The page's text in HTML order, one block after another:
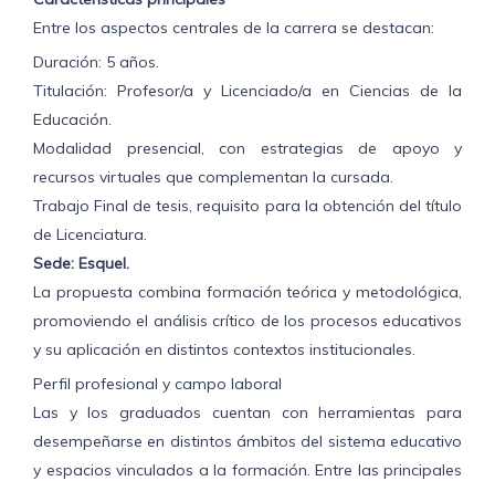
Entre los aspectos centrales de la carrera se destacan:
Duración: 5 años.
Titulación: Profesor/a y Licenciado/a en Ciencias de la
Educación.
Modalidad presencial, con estrategias de apoyo y
recursos virtuales que complementan la cursada.
Trabajo Final de tesis, requisito para la obtención del título
de Licenciatura.
Sede: Esquel.
La propuesta combina formación teórica y metodológica,
promoviendo el análisis crítico de los procesos educativos
y su aplicación en distintos contextos institucionales.
Perfil profesional y campo laboral
Las y los graduados cuentan con herramientas para
desempeñarse en distintos ámbitos del sistema educativo
y espacios vinculados a la formación. Entre las principales